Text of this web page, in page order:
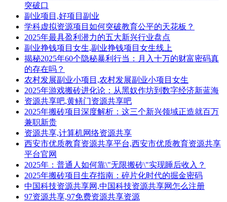
突破口
副业项目,好项目副业
学科虚拟资源项目如何突破教育公平的天花板？
2025年最具盈利潜力的五大新兴行业盘点
副业挣钱项目女生,副业挣钱项目女生线上
揭秘2025年60个隐秘暴利行当：月入十万的财富密码真
的存在吗？
农村发展副业小项目,农村发展副业小项目女生
2025年游戏搬砖进化论：从黑奴作坊到数字经济新蓝海
资源共享吧,黄鳝门资源共享吧
2025年搬砖项目深度解析：这三个新兴领域正造就百万
兼职新贵
资源共享,计算机网络资源共享
西安市优质教育资源共享平台,西安市优质教育资源共享
平台官网
2025年：普通人如何靠\"无限搬砖\"实现睡后收入？
2025年搬砖项目生存指南：碎片化时代的掘金密码
中国科技资源共享网,中国科技资源共享网怎么注册
97资源共享,97免费资源共享资源